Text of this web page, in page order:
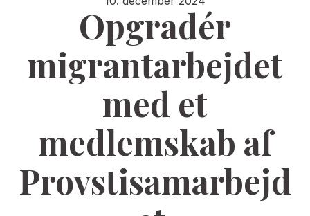
Opgradér
migrantarbejdet
med et
medlemskab af
Provstisamarbejd